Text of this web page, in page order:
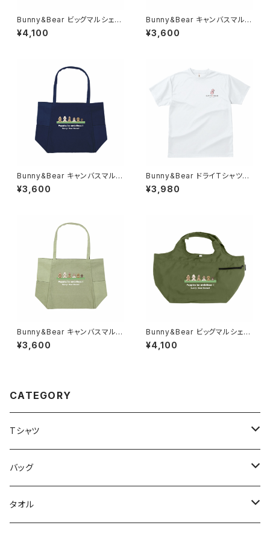
Bunny&Bear ビッグマルシェバ
ッグ（ブラック）
¥4,100
Bunny&Bear キャンバスマルチ
トート（チャコールブラック）
¥3,600
Bunny&Bear キャンバスマルチ
トート（ネイビー）
¥3,600
Bunny&Bear ドライTシャツ
（ホワイト）
¥3,980
Bunny&Bear キャンバスマルチ
トート（オリーブ）
¥3,600
Bunny&Bear ビッグマルシェバ
ッグ（カーキ）
¥4,100
CATEGORY
Tシャツ
コットンTシャツ
ドライTシャツ
バッグ
マルシェバッグ
タオル